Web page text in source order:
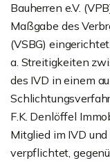
Bauherren e.V.
Maßgabe des
(VSBG)
a. Streitigkeiten
des IVD in einem
F.K. Denlöffel
Mitglied im IVD
verpflichtet,